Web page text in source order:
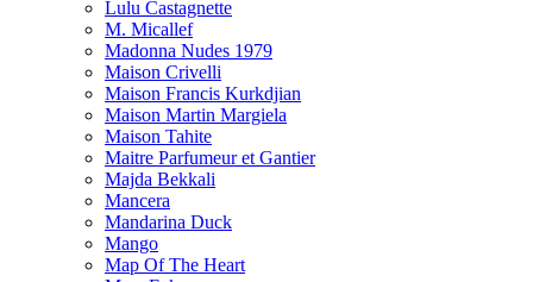
Lulu Castagnette
M. Micallef
Madonna Nudes 1979
Maison Crivelli
Maison Francis Kurkdjian
Maison Martin Margiela
Maison Tahite
Maitre Parfumeur et Gantier
Majda Bekkali
Mancera
Mandarina Duck
Mango
Map Of The Heart